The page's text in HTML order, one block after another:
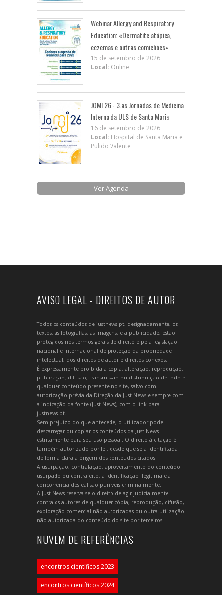
Webinar Allergy and Respiratory
Education: «Dermatite atópica,
eczemas e outras comichões»
15 de setembro de 2026
Local: Online
JOMI 26 - 3.as Jornadas de Medicina
Interna da ULS de Santa Maria
16 de setembro de 2026
Local: Hospital de Santa Maria e
Pulido Valente
Ver Agenda
AVISO LEGAL - DIREITOS DE AUTOR
Todos os conteúdos de justnews.pt, designadamente, os
textos, as fotografias, as imagens, e a publicidade, estão
protegidos nos termos gerais de direito e pela legislação
nacional e internacional de proteção da propriedade
intelectual, dos direitos de autor e direitos conexos.
É expressamente proibida a cópia, alteração, reprodução,
publicação, difusão, transmissão ou distribuição de todo e
qualquer conteúdo presente no site, salvo com
autorização prévia da Direção da Just News e sempre com
a indicação da fonte (Just News), com o link para
justnews.pt.
Sem prejuízo do que antecede, o utilizador pode
descarregar ou copiar os conteúdos da Just News
estritamente para seu uso pessoal. O direito à citação é
também autorizado por lei, desde que seja identificada
de forma clara a origem dos conteúdos citados.
A usurpação, contrafação, aproveitamento do conteúdo
usurpado ou contrafeito, a identificação ilegítima e a
concorrência desleal são puníveis criminalmente.
A Just News reserva-se o direito de agir judicialmente
contra os autores de qualquer cópia, reprodução, difusão,
exploração comercial não autorizadas ou outra utilização
não autorizada do conteúdo do site por terceiros.
NUVEM DE REFERÊNCIAS
encontros científicos 2023
encontros científicos 2024